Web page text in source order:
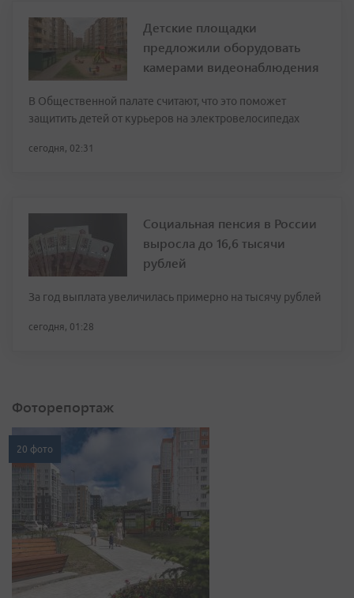
Детские площадки
предложили оборудовать
камерами видеонаблюдения
В Общественной палате считают, что это поможет
защитить детей от курьеров на электровелосипедах
сегодня, 02:31
Социальная пенсия в России
выросла до 16,6 тысячи
рублей
За год выплата увеличилась примерно на тысячу рублей
сегодня, 01:28
Фоторепортаж
20 фото